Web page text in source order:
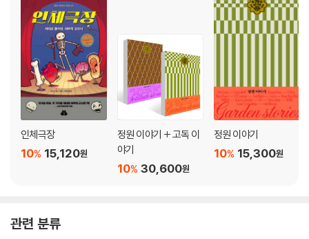
인체극장
15,120원
10%
정원 이야기 + 고독 이
야기
30,600원
10%
정원 이야기
15,300원
10%
관련 분류